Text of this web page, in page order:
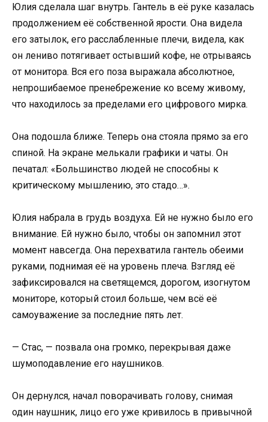
Юлия сделала шаг внутрь. Гантель в её руке казалась
продолжением её собственной ярости. Она видела
его затылок, его расслабленные плечи, видела, как
он лениво потягивает остывший кофе, не отрываясь
от монитора. Вся его поза выражала абсолютное,
непрошибаемое пренебрежение ко всему живому,
что находилось за пределами его цифрового мирка.
Она подошла ближе. Теперь она стояла прямо за его
спиной. На экране мелькали графики и чаты. Он
печатал: «Большинство людей не способны к
критическому мышлению, это стадо…».
Юлия набрала в грудь воздуха. Ей не нужно было его
внимание. Ей нужно было, чтобы он запомнил этот
момент навсегда. Она перехватила гантель обеими
руками, поднимая её на уровень плеча. Взгляд её
зафиксировался на светящемся, дорогом, изогнутом
мониторе, который стоил больше, чем всё её
самоуважение за последние пять лет.
— Стас, — позвала она громко, перекрывая даже
шумоподавление его наушников.
Он дернулся, начал поворачивать голову, снимая
один наушник, лицо его уже кривилось в привычной